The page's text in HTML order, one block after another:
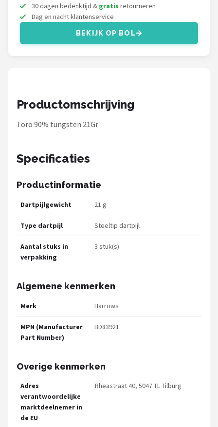
Harrows
Alle merken →
30 dagen bedenktijd & gratis retourneren
Dag en nacht klantenservice
BEKIJK OP BOL
Productomschrijving
Toro 90% tungsten 21Gr
Specificaties
Productinformatie
Dartpijlgewicht 21 g
Type dartpijl Steeltip dartpijl
Aantal stuks in
verpakking
3 stuk(s)
Algemene kenmerken
Merk Harrows
MPN (Manufacturer
Part Number)
BD83921
Overige kenmerken
Adres
verantwoordelijke
marktdeelnemer in
de EU
Rheastraat 40, 5047 TL Tilburg